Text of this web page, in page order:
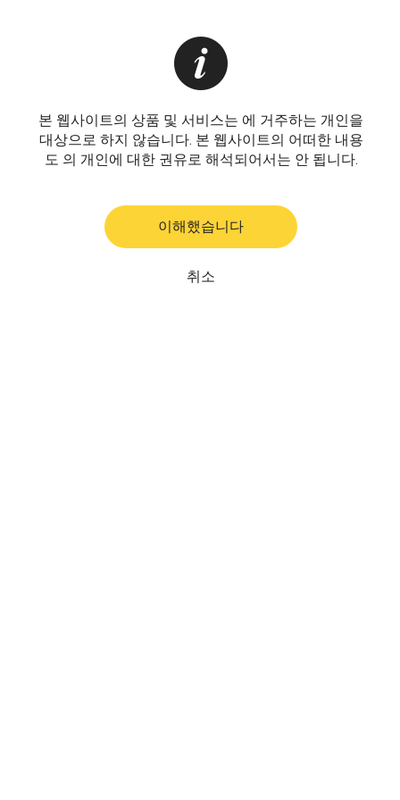
본 웹사이트의 상품 및 서비스는 에 거주하는 개인을
대상으로 하지 않습니다. 본 웹사이트의 어떠한 내용
도 의 개인에 대한 권유로 해석되어서는 안 됩니다.
이해했습니다
취소